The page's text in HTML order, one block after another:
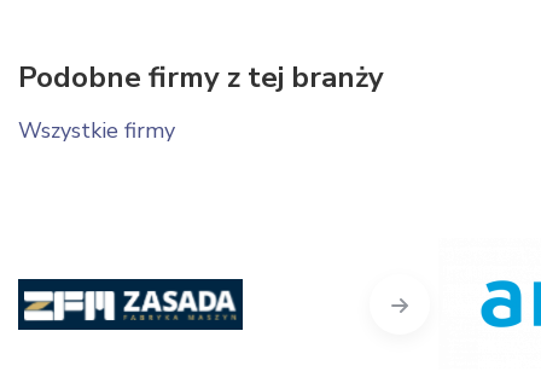
Podobne firmy z tej branży
Wszystkie firmy